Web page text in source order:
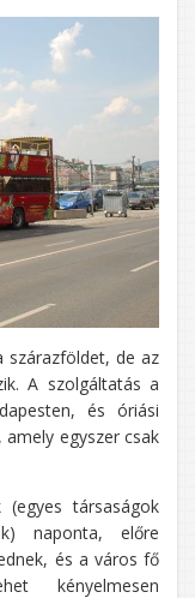
szárazföldet, de az
A szolgáltatás a
és óriási
egyszer csak
társaságok
naponta, előre
és a város fő
kényelmesen